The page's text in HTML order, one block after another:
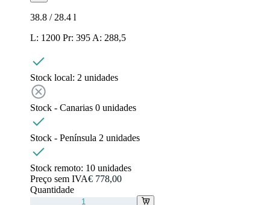
38.8 / 28.4 l
L: 1200 Pr: 395 A: 288,5
Stock local: 2 unidades
Stock - Canarias 0 unidades
Stock - Península 2 unidades
Stock remoto: 10 unidades
Preço sem IVA€ 778,00
Quantidade